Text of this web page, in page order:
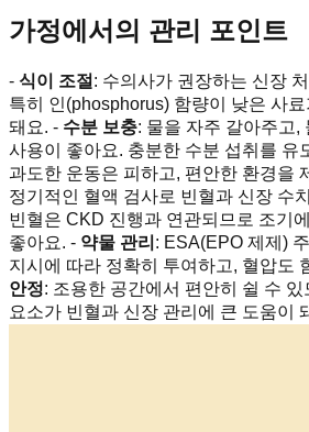
가정에서의 관리 포인트
- 식이 조절 : 수의사가 권장하는 신장
특히 인(phosphorus) 함량이 낮은 사료
돼요. - 수분 보충: 물을 자주 갈아주고,
사용이 좋아요. 충분한 수분 섭취를 유
과도한 운동은 피하고, 편안한 환경을
정기적인 혈액 검사로 빈혈과 신장 수
빈혈은 CKD 진행과 연관되므로 조기
좋아요. - 약물 관리 : ESA(EPO 제제)
지시에 따라 정확히 투여하고, 혈압도
안정: 조용한 공간에서 편안히 쉴 수
요소가 빈혈과 신장 관리에 큰 도움이